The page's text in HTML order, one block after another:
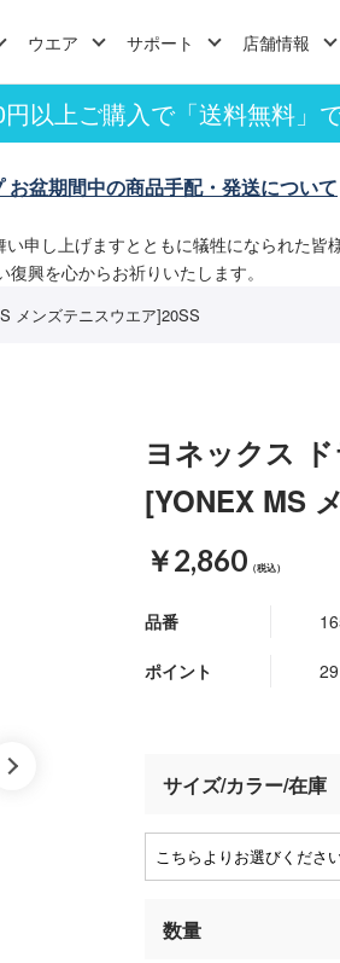
ウエア サポート 店舗情報
以上ご購入で「送料無料」で
お盆期間中の商品手配・発送について
申し上げますとともに犠牲になられた皆
興を心からお祈りいたします。
メンズテニスウエア]20SS
ヨネックス ド
[YONEX MS
￥2,860 （税込）
品番
ポイント 29
サイズ/カラー/在庫